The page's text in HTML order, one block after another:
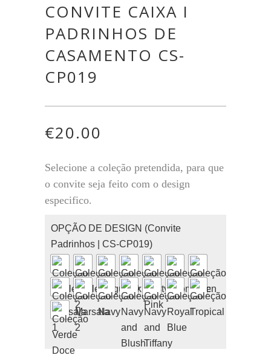
CONVITE CAIXA I
PADRINHOS DE
CASAMENTO CS-
CP019
€20.00
Selecione a coleção pretendida, para que
o convite seja feito com o design
especifico.
OPÇÃO DE DESIGN (Convite
Padrinhos | CS-CP019)